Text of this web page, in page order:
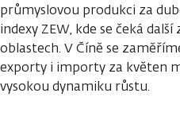
průmyslovou produkci za
indexy ZEW, kde se čeká
oblastech. V Číně se
exporty i importy za květen
vysokou dynamiku růstu.